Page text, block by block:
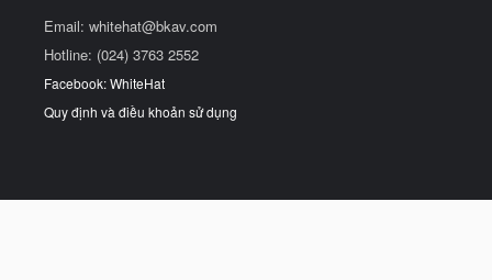
Email: whitehat@bkav.com
Hotline: (024) 3763 2552
Facebook: WhiteHat
Quy định và điều khoản sử dụng